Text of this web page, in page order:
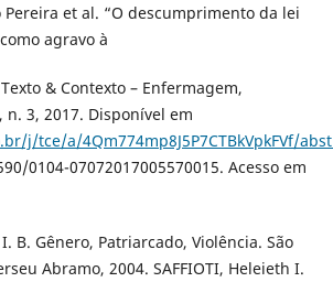
Pereira et al. “O descumprimento da lei
agravo à
& Contexto – Enfermagem,
n. 3, 2017. Disponível em
j/tce/a/4Qm774mp8J5P7CTBkVpkFVf/
0104-07072017005570015. Acesso em
B. Gênero, Patriarcado, Violência. São
Abramo, 2004. SAFFIOTI, Heleieth I.